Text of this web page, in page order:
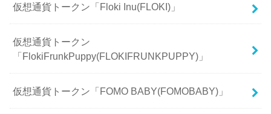
仮想通貨トークン「Floki Inu(FLOKI)」
仮想通貨トークン
「FlokiFrunkPuppy(FLOKIFRUNKPUPPY)」
仮想通貨トークン「FOMO BABY(FOMOBABY)」